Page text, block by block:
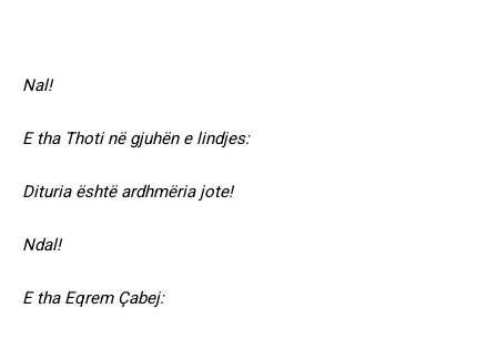
Nal!
E tha Thoti në gjuhën e lindjes:
Dituria është ardhmëria jote!
Ndal!
E tha Eqrem Çabej: